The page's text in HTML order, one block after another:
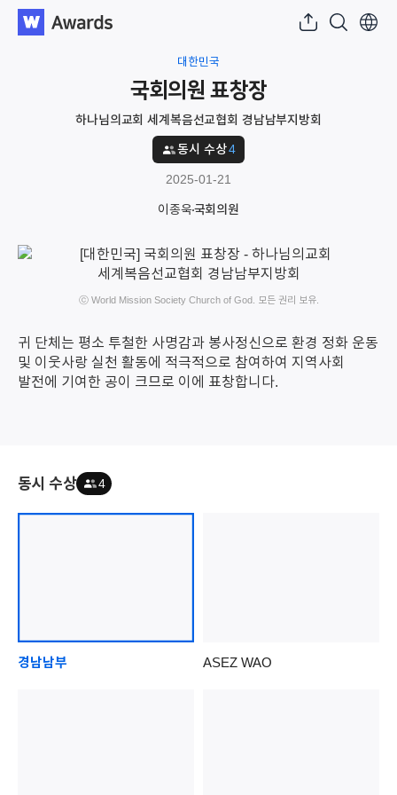
대한민국
국회의원 표창장
하나님의교회 세계복음선교협회 경남남부지방회
동시 수상4
2025-01-21
이종욱국회의원
ⓒ World Mission Society Church of God. 모든 권리 보유.
귀 단체는 평소 투철한 사명감과 봉사정신으로 환경 정화 운동
및 이웃사랑 실천 활동에 적극적으로 참여하여 지역사회
발전에 기여한 공이 크므로 이에 표창합니다.
동시 수상 4
경남남부 ASEZ WAO